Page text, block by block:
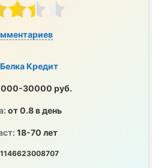
Кредит
30000 руб.
от 0.8 в день
18-70 лет
1146623008707